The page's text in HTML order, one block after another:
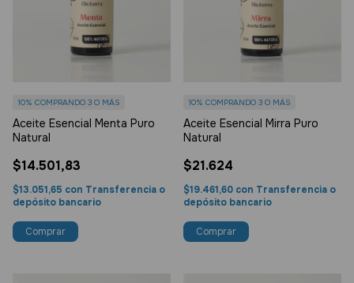
Aceite Esencial Menta Puro
Natural
$14.501,83
10% COMPRANDO 3 O MÁS
$13.051,65 con Transferencia o
depósito bancario
Aceite Esencial Mirra Puro
Natural
$21.624
10% COMPRANDO 3 O MÁS
$19.461,60 con Transferencia o
depósito bancario